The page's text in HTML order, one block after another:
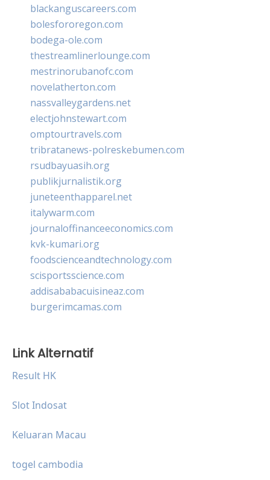
blackanguscareers.com
bolesfororegon.com
bodega-ole.com
thestreamlinerlounge.com
mestrinorubanofc.com
novelatherton.com
nassvalleygardens.net
electjohnstewart.com
omptourtravels.com
tribratanews-polreskebumen.com
rsudbayuasih.org
publikjurnalistik.org
juneteenthapparel.net
italywarm.com
journaloffinanceeconomics.com
kvk-kumari.org
foodscienceandtechnology.com
scisportsscience.com
addisababacuisineaz.com
burgerimcamas.com
Link Alternatif
Result HK
Slot Indosat
Keluaran Macau
togel cambodia